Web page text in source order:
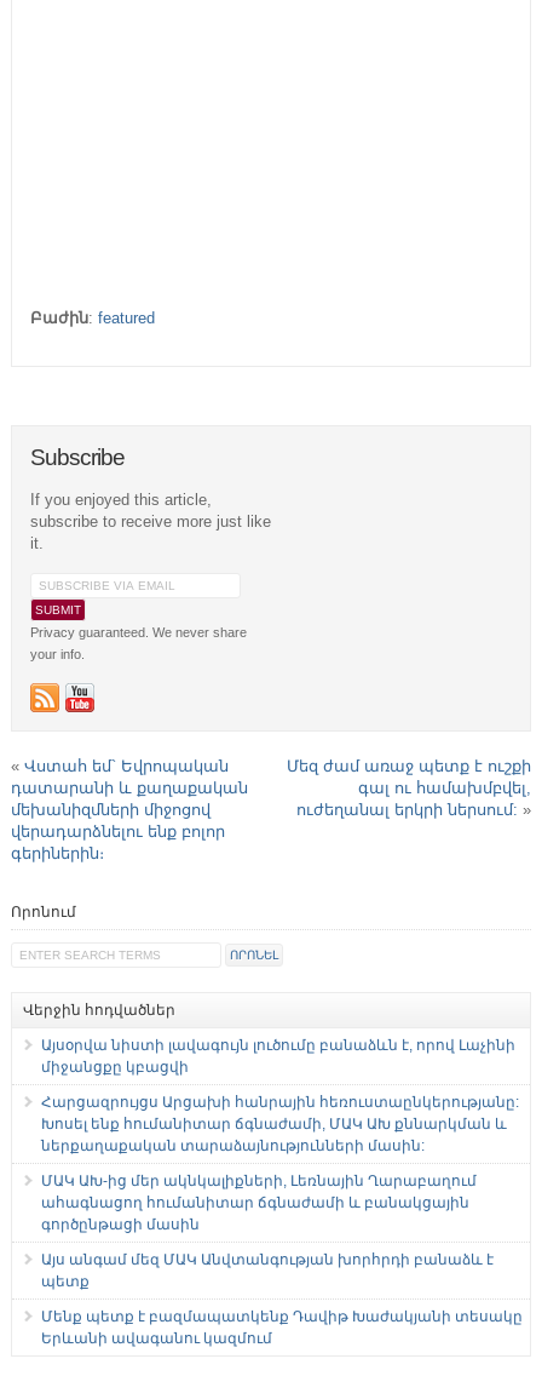
Բաժին: featured
Subscribe
If you enjoyed this article,
subscribe to receive more just like
it.
Privacy guaranteed. We never share
your info.
« Վստահ եմ` Եվրոպական
դատարանի և քաղաքական
մեխանիզմների միջոցով
վերադարձնելու ենք բոլոր
գերիներին։
Մեզ ժամ առաջ պետք է ուշքի
գալ ու համախմբվել,
ուժեղանալ երկրի ներսում: »
Որոնում
Վերջին հոդվածներ
Այսօրվա նիստի լավագույն լուծումը բանաձևն է, որով Լաչինի
միջանցքը կբացվի
Հարցազրույցս Արցախի հանրային հեռուստաընկերությանը:
Խոսել ենք հումանիտար ճգնաժամի, ՄԱԿ ԱԽ քննարկման և
ներքաղաքական տարաձայնությունների մասին:
ՄԱԿ ԱԽ-ից մեր ակնկալիքների, Լեռնային Ղարաբաղում
ահագնացող հումանիտար ճգնաժամի և բանակցային
գործընթացի մասին
Այս անգամ մեզ ՄԱԿ Անվտանգության խորհրդի բանաձև է
պետք
Մենք պետք է բազմապատկենք Դավիթ Խաժակյանի տեսակը
Երևանի ավագանու կազմում